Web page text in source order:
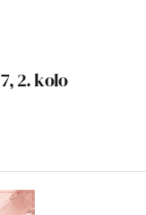
2. kolo